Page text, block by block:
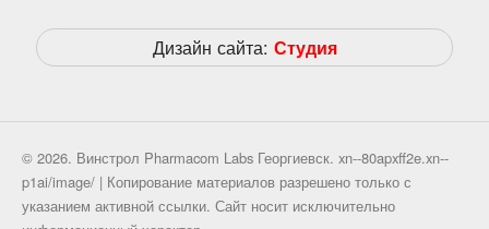
Дизайн сайта: Студия
© 2026. Винстрол Pharmacom Labs Георгиевск. xn--80apxff2e.xn--
p1ai/image/ | Копирование материалов разрешено только с
указанием активной ссылки. Сайт носит исключительно